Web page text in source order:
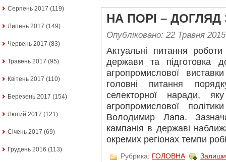
Серпень 2017 (119)
Липень 2017 (149)
Червень 2017 (83)
Травень 2017 (95)
Квітень 2017 (110)
Березень 2017 (154)
Лютий 2017 (121)
Січень 2017 (69)
Грудень 2016 (113)
НА ПОРІ –
Опубліковано: 22 Травня 2015
Актуальні питання
держави та підготовка
агропромислової
головні питання
селекторної наради,
агропромислової
Володимир Лапа.
кампанія в державі
окремих регіонах темпи
Рубрика: ГОЛОВНА